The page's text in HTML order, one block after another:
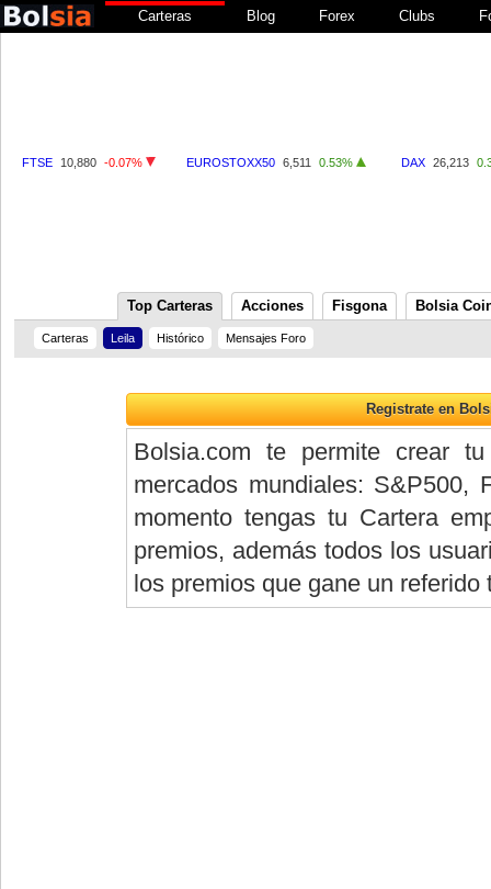
Carteras Blog Forex Clubs
FTSE 10,880 -0.07% EUROSTOXX50 6,511 0.53% DAX 26,213
Top Carteras Acciones Fisgona Bolsia
Carteras Leila Histórico Mensajes Foro
Bolsia.com te permite crear
mercados mundiales:
momento tengas tu Cartera
premios, además todos los
los premios que gane un